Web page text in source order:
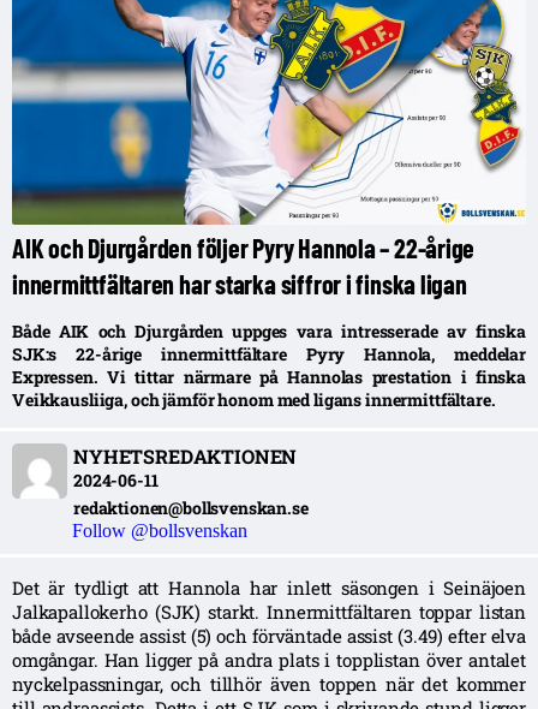
AIK och Djurgården följer Pyry Hannola – 22-årige
innermittfältaren har starka siffror i finska ligan
Både AIK och Djurgården uppges vara intresserade av finska
SJK:s 22-årige innermittfältare Pyry Hannola, meddelar
Expressen. Vi tittar närmare på Hannolas prestation i finska
Veikkausliiga, och jämför honom med ligans innermittfältare.
NYHETSREDAKTIONEN
2024-06-11
redaktionen@bollsvenskan.se
Follow @bollsvenskan
Det är tydligt att Hannola har inlett säsongen i Seinäjoen
Jalkapallokerho (SJK) starkt. Innermittfältaren toppar listan
både avseende assist (5) och förväntade assist (3.49) efter elva
omgångar. Han ligger på andra plats i topplistan över antalet
nyckelpassningar, och tillhör även toppen när det kommer